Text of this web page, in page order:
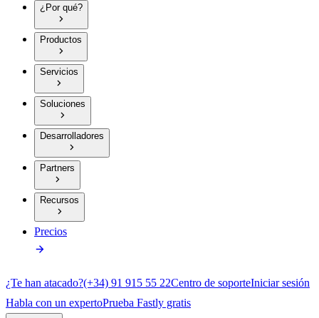
¿Por qué?
Productos
Servicios
Soluciones
Desarrolladores
Partners
Recursos
Precios
¿Te han atacado?(+34) 91 915 55 22Centro de soporteIniciar sesión
Habla con un expertoPrueba Fastly gratis